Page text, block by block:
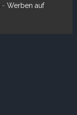
-Werben auf